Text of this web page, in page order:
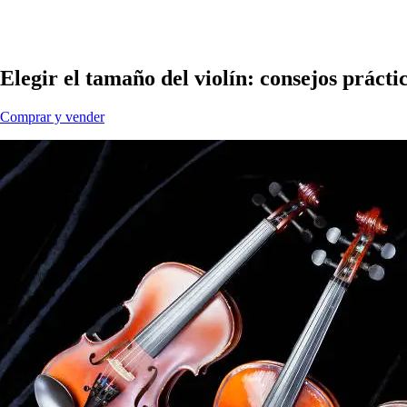
Elegir el tamaño del violín: consejos
Comprar y vender